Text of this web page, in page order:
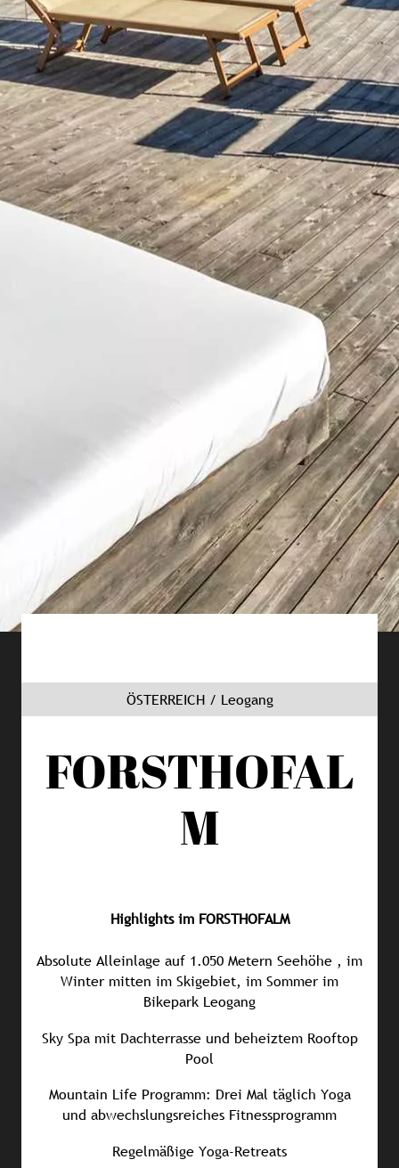
ÖSTERREICH / Leogang
FORSTHOFAL
M
Highlights im FORSTHOFALM
Absolute Alleinlage auf 1.050 Metern Seehöhe , im
Winter mitten im Skigebiet, im Sommer im
Bikepark Leogang
Sky Spa mit Dachterrasse und beheiztem Rooftop
Pool
Mountain Life Programm: Drei Mal täglich Yoga
und abwechslungsreiches Fitnessprogramm
Regelmäßige Yoga-Retreats